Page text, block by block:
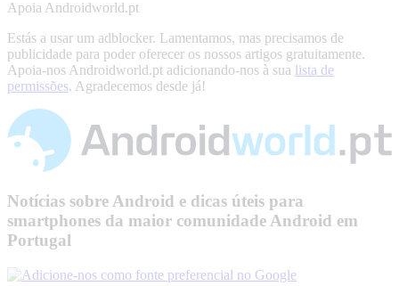
Apoia Androidworld.pt
Estás a usar um adblocker. Lamentamos, mas precisamos de
publicidade para poder oferecer os nossos artigos gratuitamente.
Apoia-nos Androidworld.pt adicionando-nos à sua lista de
permissões. Agradecemos desde já!
Notícias sobre Android e dicas úteis para
smartphones da maior comunidade Android em
Portugal